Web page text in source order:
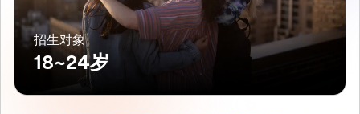
招生对象
18~24岁